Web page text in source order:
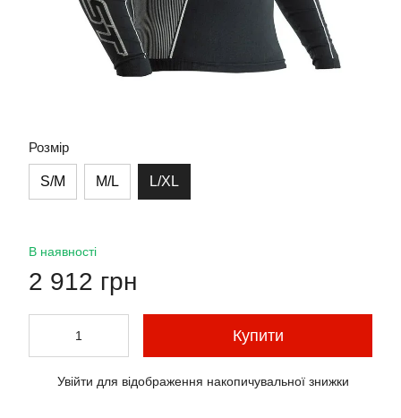
Розмір
S/M M/L L/XL
В наявності
2 912 грн
Купити
Увійти для відображення накопичувальної знижки